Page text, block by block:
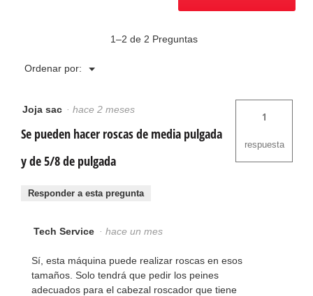
1–2 de 2 Preguntas
Ordenar por: ▼
Menú
Joja sac · hace 2 meses
Se pueden hacer roscas de media pulgada
y de 5/8 de pulgada
1
respuesta
Responder a esta pregunta
Tech Service · hace un mes
Sí, esta máquina puede realizar roscas en esos
tamaños. Solo tendrá que pedir los peines
adecuados para el cabezal roscador que tiene